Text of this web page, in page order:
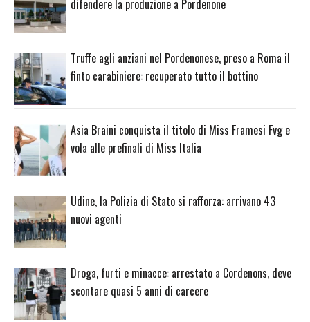
difendere la produzione a Pordenone
Truffe agli anziani nel Pordenonese, preso a Roma il
finto carabiniere: recuperato tutto il bottino
Asia Braini conquista il titolo di Miss Framesi Fvg e
vola alle prefinali di Miss Italia
Udine, la Polizia di Stato si rafforza: arrivano 43
nuovi agenti
Droga, furti e minacce: arrestato a Cordenons, deve
scontare quasi 5 anni di carcere